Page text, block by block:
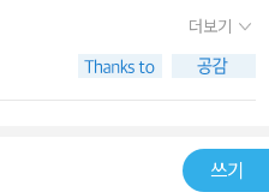
이유에서, 폭력에 겁을 집어먹
력에 맞서 싸우기도 하는 세련
폭발시키는 맹목적 근본주의자
의 행위자가 되는데, 이 구조적
된 결과이기 때문이라는 것이
건 아니고 전략적 고려를 통해
지고 있다. 자유주의 문화는 타
하여》p.156 현대사회가 가지고
판을 허용하고, 모든 자유를 발
그 자유엔 어떤 금지가 기입되어
판도 허용되며, 때론 장려된다
한 짓거리를 하면서 잠자리에
력을 행사하면서 그 폭력을 주
매개체가 되어가고 있는지도
극을 주는 책이다. '만약 우리가
,그저 내일 근로자의 날에 그냥
한 명의 생활인 이라는 느낌도
고 비판할 수 있는 역량을 기르
더보기
쓰기